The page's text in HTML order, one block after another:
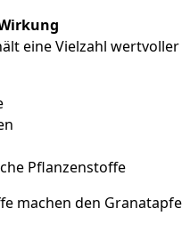
eine Vielzahl
Pflanzenstoffe
machen den